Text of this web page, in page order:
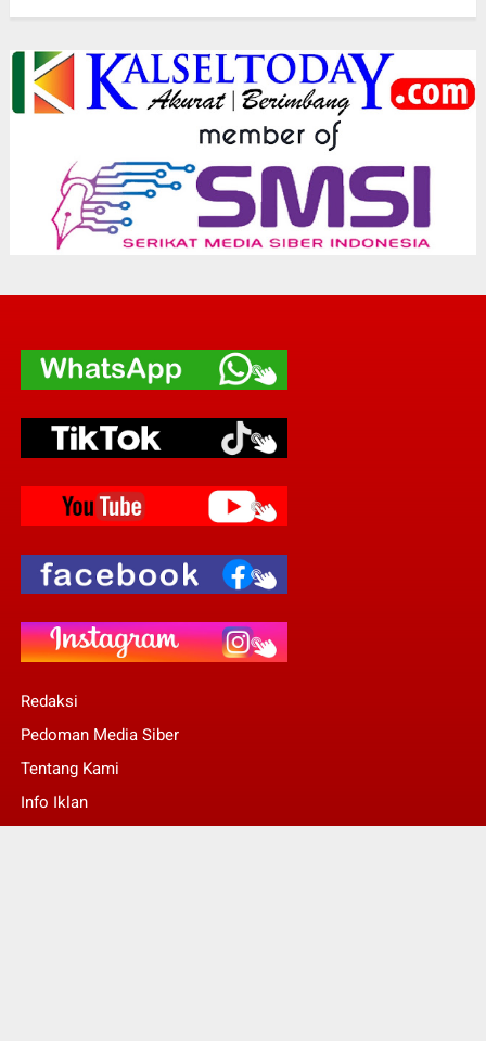
Redaksi
Pedoman Media Siber
Tentang Kami
Info Iklan